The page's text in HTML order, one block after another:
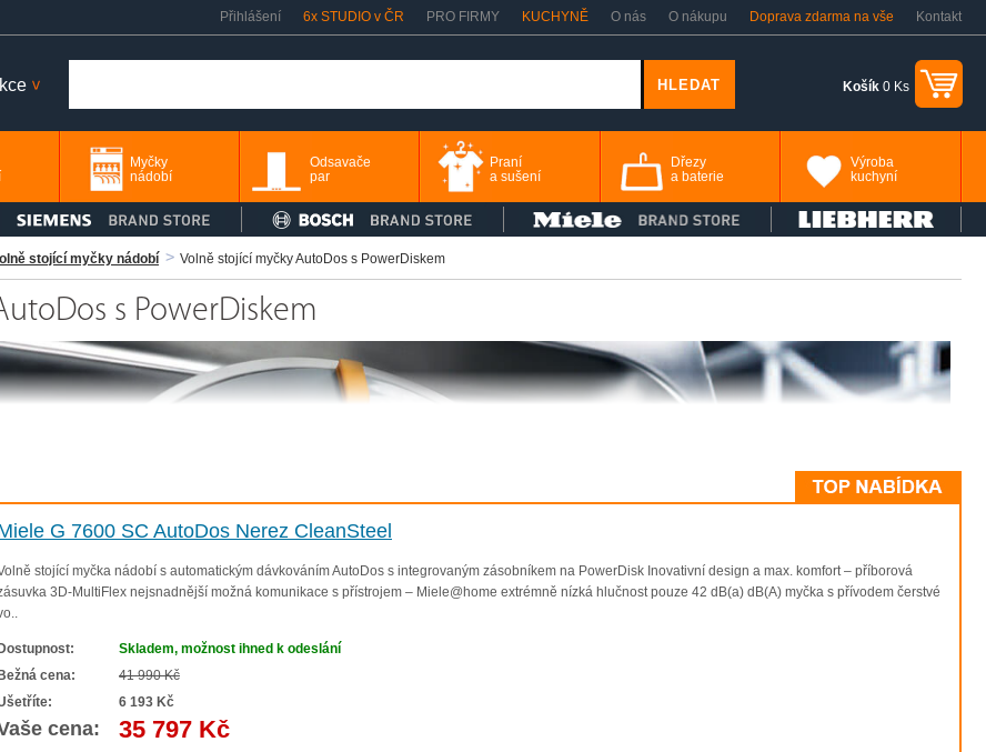
Přihlášení 6x STUDIO v ČR PRO FIRMY KUCHYNĚ O nás O nákupu Doprava zdarma na vše Kontakt
Košík0 Ks
>
Myčky
nádobí
Odsavače
par
Praní
a sušení
Dřezy
a baterie
Výroba
kuchyní
stojící myčky nádobí Volně stojící myčky AutoDos s PowerDiskem
s PowerDiskem
G 7600 SC AutoDos Nerez CleanSteel
stojící myčka nádobí s automatickým dávkováním AutoDos s integrovaným zásobníkem na PowerDisk Inovativní design a max. komfort – příborová
3D-MultiFlex nejsnadnější možná komunikace s přístrojem – Miele@home extrémně nízká hlučnost pouze 42 dB(a) dB(A) myčka s přívodem čerstvé
Dostupnost:
Skladem, možnost ihned k odeslání
Bežná cena:
41 990 Kč
6 193 Kč
cena: 35 797 Kč